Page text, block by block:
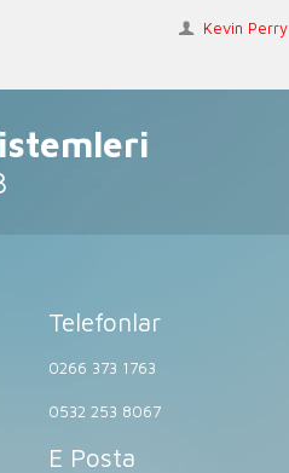
Kevin Perry
Telefonlar
0266 373 1763
0532 253 8067
E Posta